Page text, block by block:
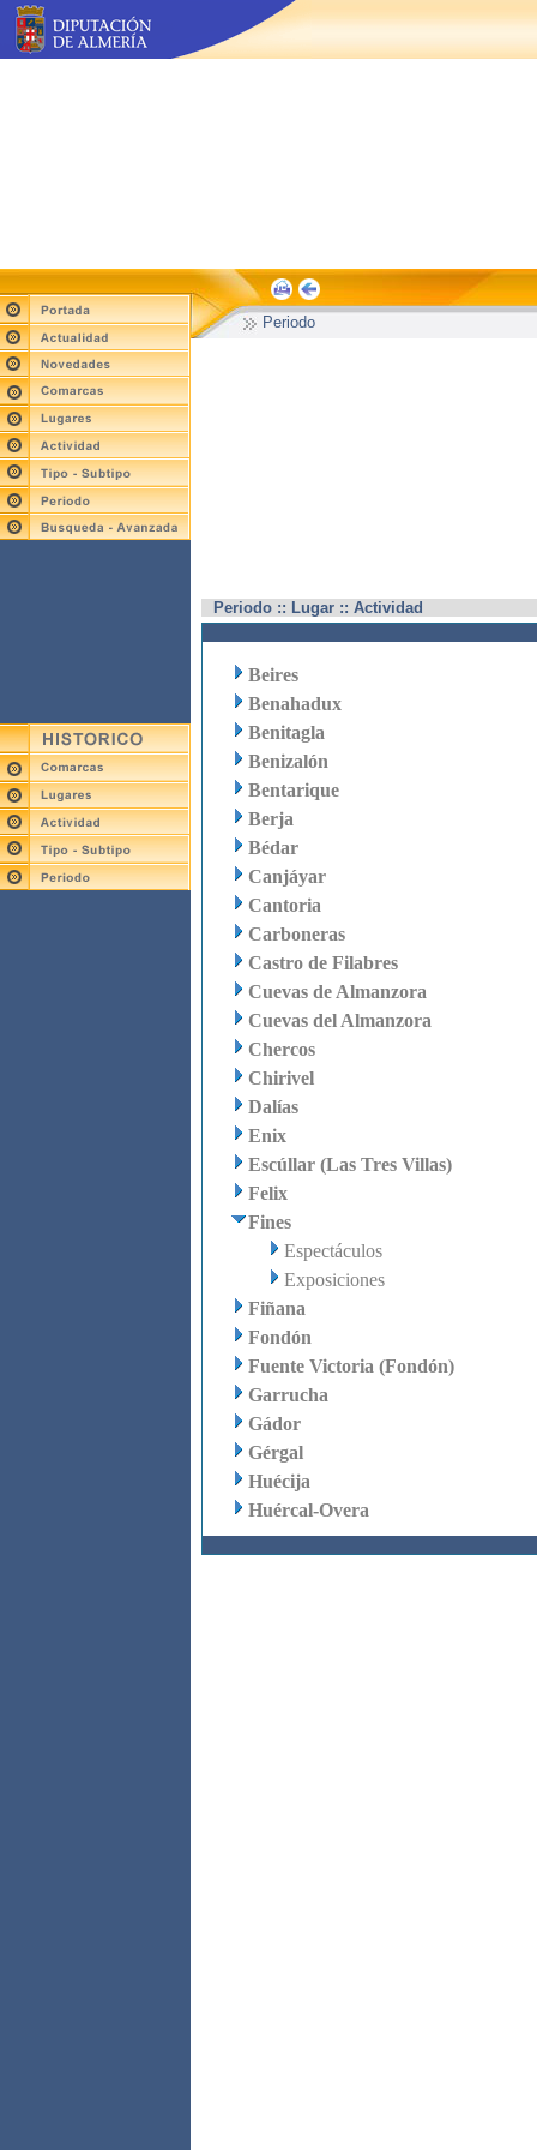
Periodo
Periodo :: Lugar :: Actividad
Beires
Benahadux
Benitagla
Benizalón
Bentarique
Berja
Bédar
Canjáyar
Cantoria
Carboneras
Castro de Filabres
Cuevas de Almanzora
Cuevas del Almanzora
Chercos
Chirivel
Dalías
Enix
Escúllar (Las Tres Villas)
Felix
Fines
Espectáculos
Exposiciones
Fiñana
Fondón
Fuente Victoria (Fondón)
Garrucha
Gádor
Gérgal
Huécija
Huércal-Overa